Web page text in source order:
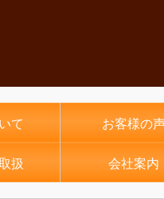
て お客様の
扱 会社案内